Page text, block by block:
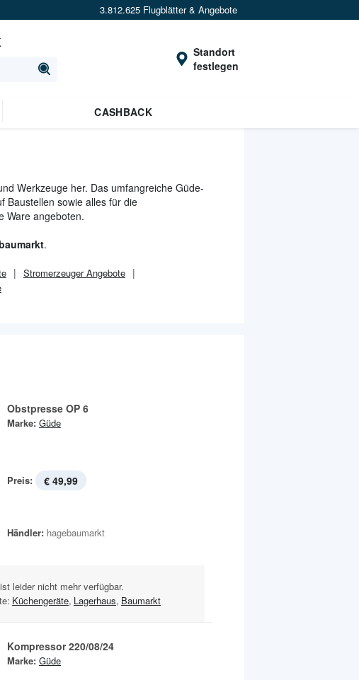
3.812.625 Flugblätter & Angebote
Standort
festlegen
CASHBACK
Werkzeuge her. Das umfangreiche Güde-
Baustellen sowie alles für die
Ware angeboten.
.
Stromerzeuger Angebote
Obstpresse OP 6
Marke: Güde
Preis: € 49,99
Händler: hagebaumarkt
leider nicht mehr verfügbar.
Küchengeräte, Lagerhaus, Baumarkt
Kompressor 220/08/24
Marke: Güde